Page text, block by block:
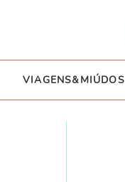
VIAGENS&MIÚDOS